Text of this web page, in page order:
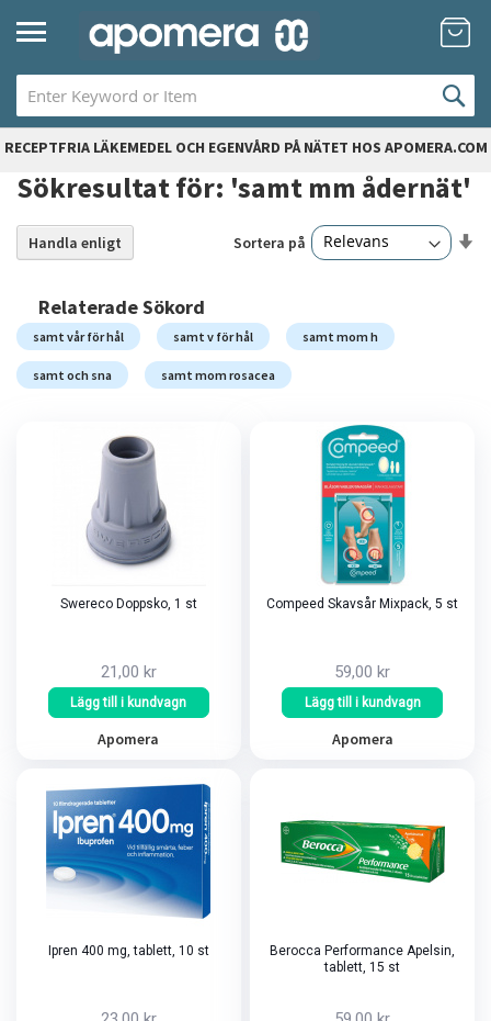
Hoppa
till
RECEPTFRIA LÄKEMEDEL OCH EGENVÅRD PÅ NÄTET HOS APOMERA.COM
Sökresultat för: 'samt mm ådernät'
7 artiklar
Sortera på
Relaterade Sökord
samt vår för hål samt v för hål samt mom h
samt och sna samt mom rosacea
Swereco Doppsko, 1 st
21,00 kr
Lägg till i kundvagn
Apomera
Compeed Skavsår Mixpack, 5 st
59,00 kr
Lägg till i kundvagn
Apomera
Ipren 400 mg, tablett, 10 st
Berocca Performance Apelsin,
tablett, 15 st
Handla enligt